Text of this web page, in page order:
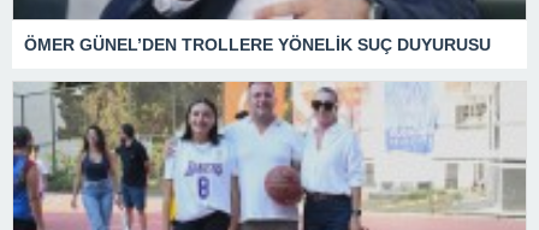
ÖMER GÜNEL’DEN TROLLERE YÖNELİK SUÇ DUYURUSU